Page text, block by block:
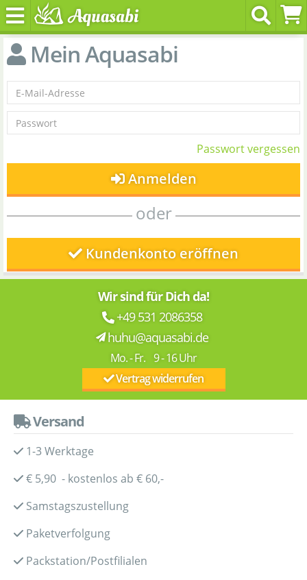
Mein Aquasabi
Passwort vergessen
Anmelden
oder
Kundenkonto eröffnen
Wir sind für Dich da!
+49 531 2086358
huhu@aquasabi.de
Mo. - Fr. 9 - 16 Uhr
Vertrag widerrufen
Versand
1-3 Werktage
€ 5,90 - kostenlos ab € 60,-
Samstagszustellung
Paketverfolgung
Packstation/Postfilialen